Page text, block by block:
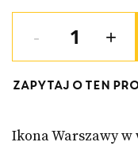
- 1 +
Zapytaj o ten
Ikona Warszawy